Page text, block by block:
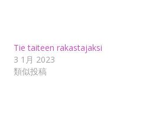
Tie taiteen rakastajaksi
3 1月 2023
類似投稿